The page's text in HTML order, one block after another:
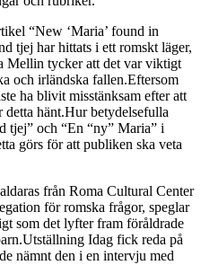
“New ‘Maria’ found in
tjej har hittats i ett romskt läger,
Mellin tycker att det var viktigt
och irländska fallen.Eftersom
ha blivit misstänksam efter att
hänt.Hur betydelsefulla
tjej” och “En “ny” Maria” i
görs för att publiken ska veta
från Roma Cultural Center
för romska frågor, speglar
som det lyfter fram föråldrade
Idag fick reda på
nämnt den i en intervju med